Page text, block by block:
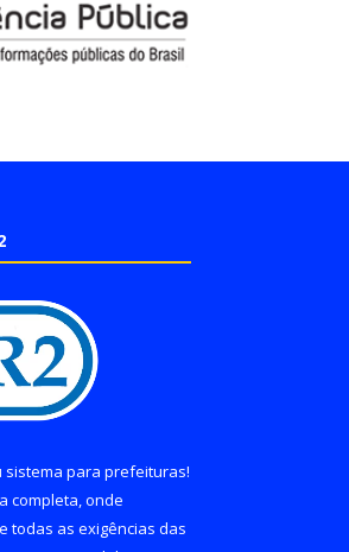
sistema para prefeituras!
completa, onde
todas as exigências das